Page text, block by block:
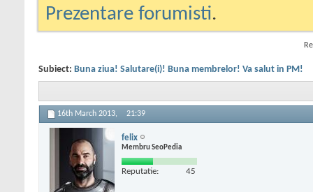
Prezentare forumisti.
Subiect: Buna ziua! Salutare(i)! Buna membrelor! Va salut in PM!
16th March 2013, 21:39
felix
Membru SeoPedia
Reputatie: 45